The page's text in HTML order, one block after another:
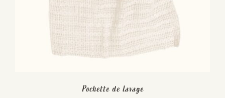
Pochette de lavage